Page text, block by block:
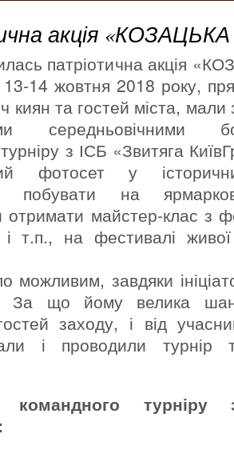
акція
патріотична акція
14 жовтня 2018 року,
киян та гостей міста,
середньовічними
з ІСБ «Звитяга
фотосет у
побувати на
отримати майстер-клас з
і т.п., на фестивалі
можливим, завдяки
За що йому велика
заходу, і від
і проводили
командного